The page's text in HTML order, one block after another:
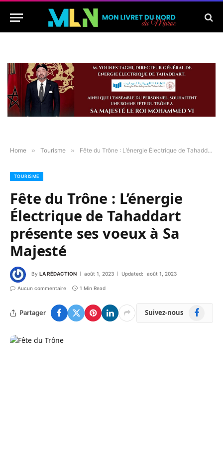
Home » Tourisme » Fête du Trône : L’énergie Électrique de Tahaddart présente ses voeux à Sa Majesté
TOURISME
Fête du Trône : L’énergie
Électrique de Tahaddart
présente ses voeux à Sa
Majesté
By LA RÉDACTION août 1, 2023 Updated: août 1, 2023
Aucun commentaire 1 Min Read
Partager Suivez-nous Facebook